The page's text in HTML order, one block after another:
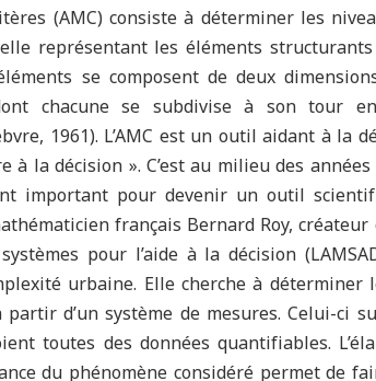
(AMC) consiste à déterminer les
représentant les éléments
se composent de deux
chacune se subdivise à son tour
1961). L’AMC est un outil aidant à la
à la décision ». C’est au milieu des
important pour devenir un outil
français Bernard Roy,
pour l’aide à la décision
urbaine. Elle cherche à
partir d’un système de mesures. Celui-ci
toutes des données quantifiables.
du phénomène considéré permet de